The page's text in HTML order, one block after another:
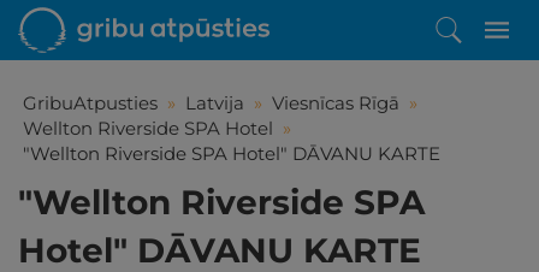
GribuAtpusties » Latvija » Viesnīcas Rīgā »
Wellton Riverside SPA Hotel »
"Wellton Riverside SPA Hotel" DĀVANU KARTE
"Wellton Riverside SPA
Hotel" DĀVANU KARTE